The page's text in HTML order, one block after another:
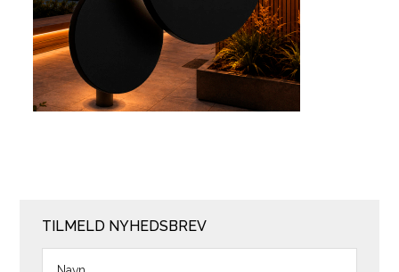
TILMELD NYHEDSBREV